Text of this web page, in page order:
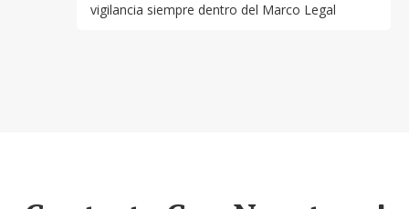
vigilancia siempre dentro del Marco Legal